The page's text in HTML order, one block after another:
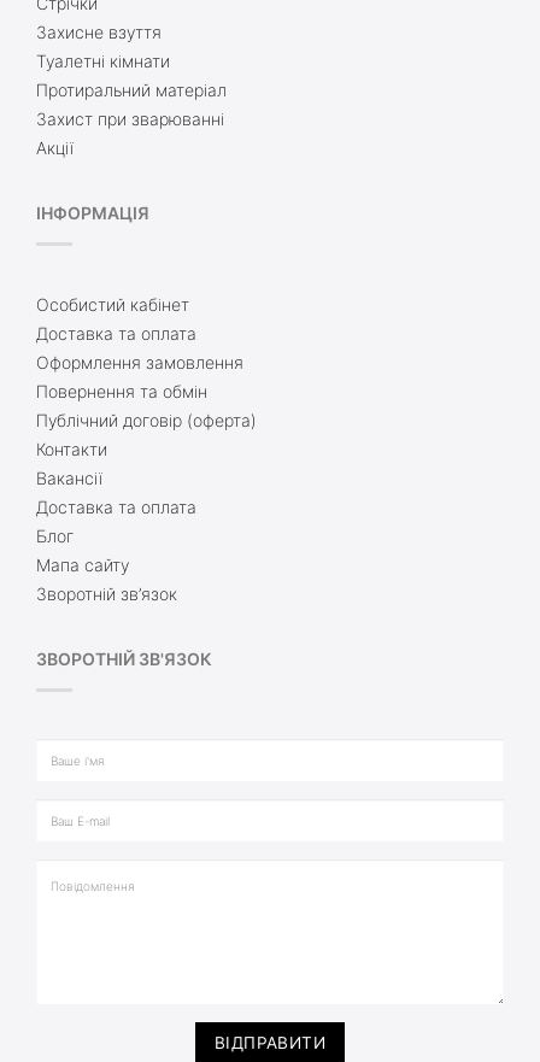
Захисне взуття
Туалетні кімнати
Протиральний матеріал
Захист при зварюванні
Акції
ІНФОРМАЦІЯ
Особистий кабінет
Доставка та оплата
Оформлення замовлення
Повернення та обмін
Публічний договір (оферта)
Контакти
Вакансії
Доставка та оплата
Блог
Мапа сайту
Зворотній зв’язок
ЗВОРОТНІЙ ЗВ'ЯЗОК
ВІДПРАВИТИ